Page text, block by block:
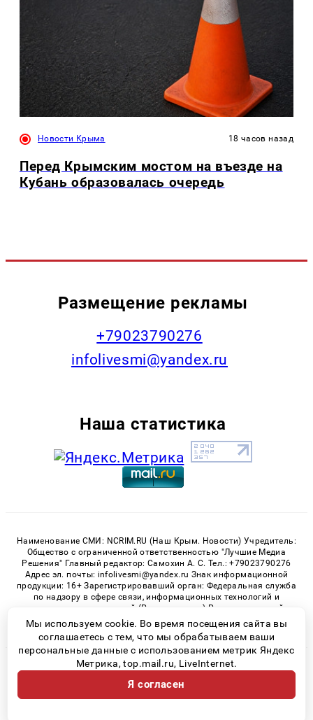
Новости Крыма 18 часов назад
Перед Крымским мостом на въезде на
Кубань образовалась очередь
Размещение рекламы
+79023790276
infolivesmi@yandex.ru
Наша статистика
Наименование СМИ: NCRIM.RU (Наш Крым. Новости) Учредитель:
Общество с ограниченной ответственностью "Лучшие Медиа
Решения" Главный редактор: Самохин А. С. Тел.: +79023790276
Адрес эл. почты: infolivesmi@yandex.ru Знак информационной
продукции: 16+ Зарегистрировавший орган: Федеральная служба
по надзору в сфере связи, информационных технологий и
массовых коммуникаций (Роскомнадзор) Регистрационный
номер СМИ ЭЛ № ФС 77 - 81150 от 02.06.2021
© 2026 «nCrim.ru» | Все права защищены
Возрастная категория сайта 16+
Политика конфиденциальности
Мы используем cookie. Во время посещения сайта вы
соглашаетесь с тем, что мы обрабатываем ваши
персональные данные с использованием метрик Яндекс
Метрика, top.mail.ru, LiveInternet.
Я согласен